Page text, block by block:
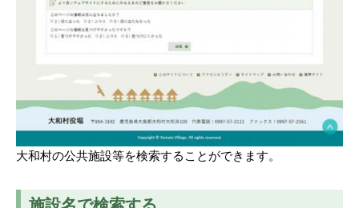
大和村の公共施設等を検索することができます。